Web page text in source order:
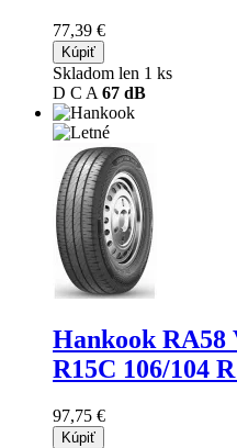
77,39 €
Kúpiť
Skladom len 1 ks
D C A 67 dB
Hankook RA58
R15C 106/104
97,75 €
Kúpiť